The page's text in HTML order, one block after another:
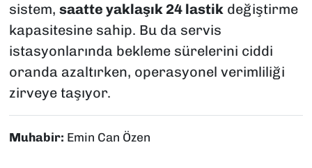
sistem, saatte yaklaşık 24 lastikdeğiştirme
kapasitesine sahip. Bu da servis
istasyonlarında bekleme sürelerini ciddi
oranda azaltırken, operasyonel verimliliği
zirveye taşıyor.
Muhabir: Emin Can Özen